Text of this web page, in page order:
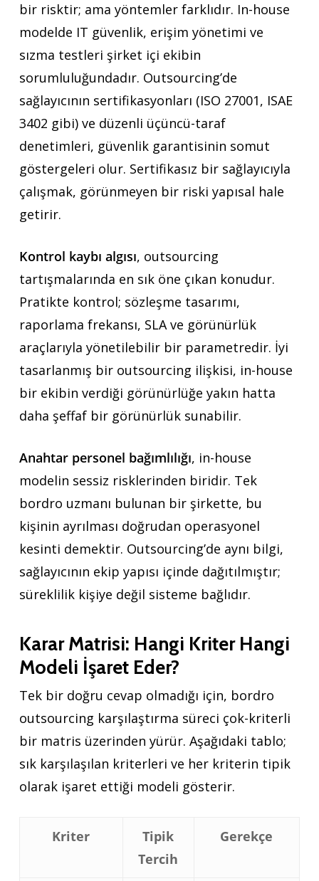
bir risktir; ama yöntemler farklıdır. In-house
modelde IT güvenlik, erişim yönetimi ve
sızma testleri şirket içi ekibin
sorumluluğundadır. Outsourcing’de
sağlayıcının sertifikasyonları (ISO 27001, ISAE
3402 gibi) ve düzenli üçüncü-taraf
denetimleri, güvenlik garantisinin somut
göstergeleri olur. Sertifikasız bir sağlayıcıyla
çalışmak, görünmeyen bir riski yapısal hale
getirir.
Kontrol kaybı algısı, outsourcing
tartışmalarında en sık öne çıkan konudur.
Pratikte kontrol; sözleşme tasarımı,
raporlama frekansı, SLA ve görünürlük
araçlarıyla yönetilebilir bir parametredir. İyi
tasarlanmış bir outsourcing ilişkisi, in-house
bir ekibin verdiği görünürlüğe yakın hatta
daha şeffaf bir görünürlük sunabilir.
Anahtar personel bağımlılığı, in-house
modelin sessiz risklerinden biridir. Tek
bordro uzmanı bulunan bir şirkette, bu
kişinin ayrılması doğrudan operasyonel
kesinti demektir. Outsourcing’de aynı bilgi,
sağlayıcının ekip yapısı içinde dağıtılmıştır;
süreklilik kişiye değil sisteme bağlıdır.
Karar Matrisi: Hangi Kriter Hangi
Modeli İşaret Eder?
Tek bir doğru cevap olmadığı için, bordro
outsourcing karşılaştırma süreci çok-kriterli
bir matris üzerinden yürür. Aşağıdaki tablo;
sık karşılaşılan kriterleri ve her kriterin tipik
olarak işaret ettiği modeli gösterir.
Kriter
Tipik
Tercih
Gerekçe